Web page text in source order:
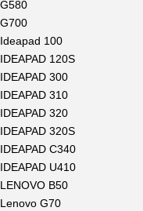
G580
G700
Ideapad 100
IDEAPAD 120S
IDEAPAD 300
IDEAPAD 310
IDEAPAD 320
IDEAPAD 320S
IDEAPAD C340
IDEAPAD U410
LENOVO B50
Lenovo G70